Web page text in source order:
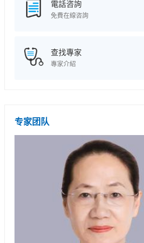
電話咨詢
免費在線咨詢
查找專家
專家介紹
专家团队